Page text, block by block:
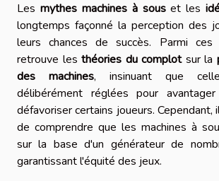
Les mythes machines à souset les
longtemps façonné la perception des
leurs chances de succès. Parmi ces
retrouve lesthéories du complotsur la
des machines, insinuant que
délibérément réglées pour
défavoriser certains joueurs. Cependant,
de comprendre que les machines à
sur la base d'un générateur de
garantissant l'équité des jeux.